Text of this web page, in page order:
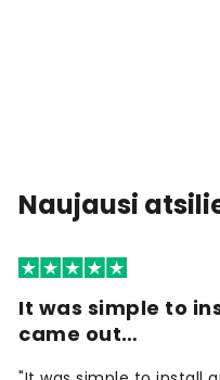
Naujausi
It was simple to
came out…